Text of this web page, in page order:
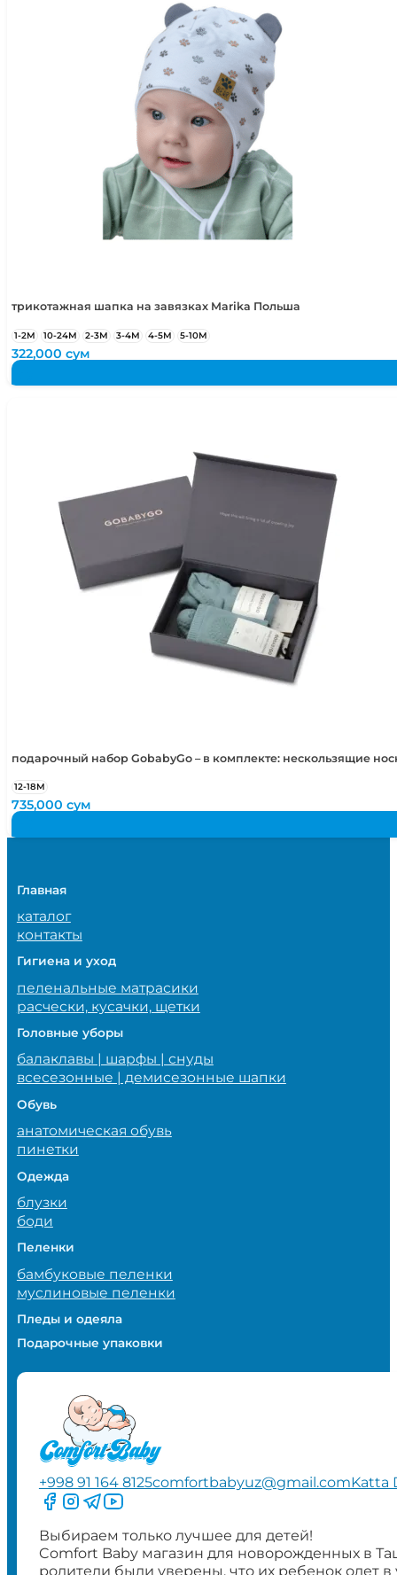
трикотажная шапка на завязках Marika Польша
1-2М 10-24М 2-3М 3-4М 4-5М 5-10М
322,000сум
подарочный набор GobabyGo – в комплекте: нескользящие
12-18М
735,000сум
Главная
каталог
контакты
Гигиена и уход
пеленальные матрасики
расчески, кусачки, щетки
Головные уборы
балаклавы | шарфы | снуды
всесезонные | демисезонные шапки
Обувь
анатомическая обувь
пинетки
Одежда
блузки
боди
Пеленки
бамбуковые пеленки
муслиновые пеленки
Пледы и одеяла
Подарочные упаковки
+998 91 164 8125comfortbabyuz@gmail.comKatta
Следите за нами на Facebook
Следите за нами в Instagram
Следите за нами в Telegram
Следите за нами в YouTube
Выбираем только лучшее для детей!
Comfort Baby магазин для новорожденных в
родители были уверены, что их ребенок одет